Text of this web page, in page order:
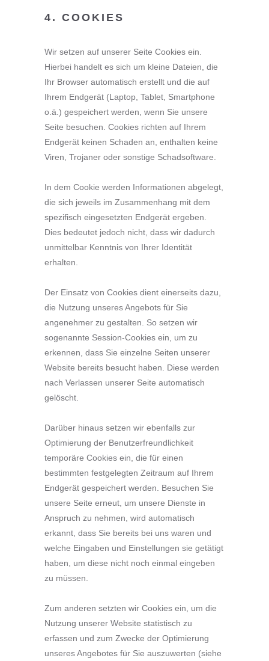
4. COOKIES
Wir setzen auf unserer Seite Cookies ein.
Hierbei handelt es sich um kleine Dateien, die
Ihr Browser automatisch erstellt und die auf
Ihrem Endgerät (Laptop, Tablet, Smartphone
o.ä.) gespeichert werden, wenn Sie unsere
Seite besuchen. Cookies richten auf Ihrem
Endgerät keinen Schaden an, enthalten keine
Viren, Trojaner oder sonstige Schadsoftware.
In dem Cookie werden Informationen abgelegt,
die sich jeweils im Zusammenhang mit dem
spezifisch eingesetzten Endgerät ergeben.
Dies bedeutet jedoch nicht, dass wir dadurch
unmittelbar Kenntnis von Ihrer Identität
erhalten.
Der Einsatz von Cookies dient einerseits dazu,
die Nutzung unseres Angebots für Sie
angenehmer zu gestalten. So setzen wir
sogenannte Session-Cookies ein, um zu
erkennen, dass Sie einzelne Seiten unserer
Website bereits besucht haben. Diese werden
nach Verlassen unserer Seite automatisch
gelöscht.
Darüber hinaus setzen wir ebenfalls zur
Optimierung der Benutzerfreundlichkeit
temporäre Cookies ein, die für einen
bestimmten festgelegten Zeitraum auf Ihrem
Endgerät gespeichert werden. Besuchen Sie
unsere Seite erneut, um unsere Dienste in
Anspruch zu nehmen, wird automatisch
erkannt, dass Sie bereits bei uns waren und
welche Eingaben und Einstellungen sie getätigt
haben, um diese nicht noch einmal eingeben
zu müssen.
Zum anderen setzten wir Cookies ein, um die
Nutzung unserer Website statistisch zu
erfassen und zum Zwecke der Optimierung
unseres Angebotes für Sie auszuwerten (siehe